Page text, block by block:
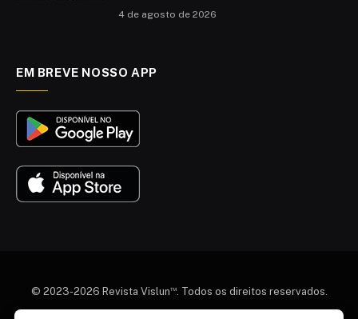
4 de agosto de 2026
EM BREVE NOSSO APP
© 2023-2026 Revista Vislun™. Todos os direitos reservados.